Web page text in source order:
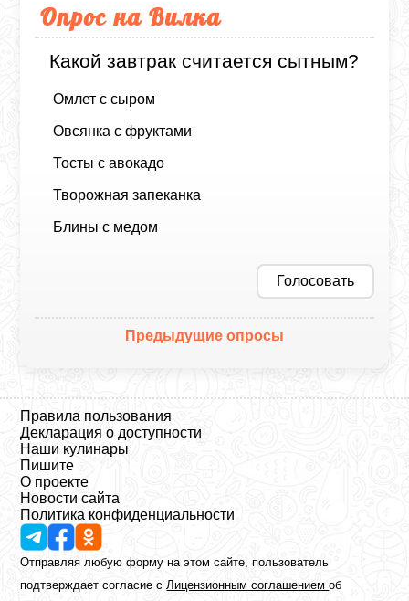
Опрос на Вилка
Какой завтрак считается сытным?
Омлет с сыром
Овсянка с фруктами
Тосты с авокадо
Творожная запеканка
Блины с медом
Голосовать
Предыдущие опросы
Правила пользования
Декларация о доступности
Наши кулинары
Пишите
О проекте
Новости сайта
Политика конфиденциальности
Отправляя любую форму на этом сайте, пользователь
подтверждает согласие сЛицензионным соглашениемоб